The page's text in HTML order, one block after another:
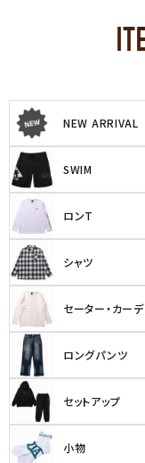
NEW ARRIVAL
SWIM
ロンT
シャツ
セーター・カーデ
ロングパンツ
セットアップ
小物